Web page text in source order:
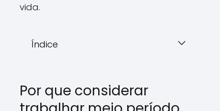
vida.
Índice
Por que considerar